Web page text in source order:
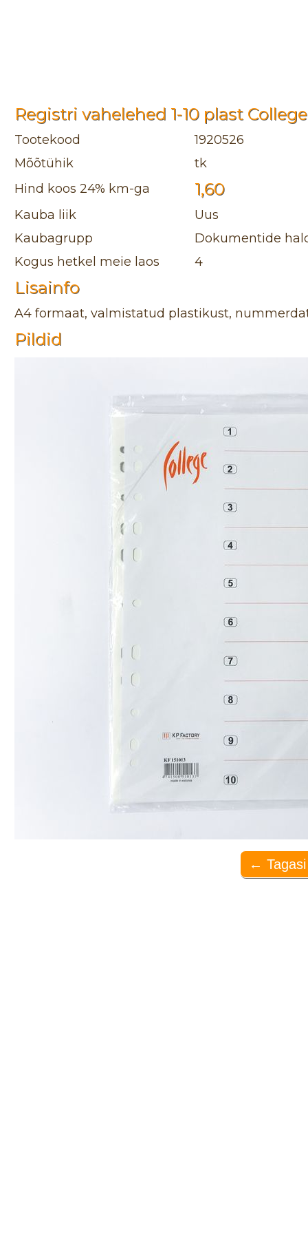
Registri vahelehed 1-10 plast College
Tootekood
1920526
Mõõtühik
tk
Hind koos 24% km-ga
1,60
Kauba liik
Uus
Kaubagrupp
Dokumentide
Kogus hetkel meie laos
4
Lisainfo
A4 formaat, valmistatud plastikust,
Pildid